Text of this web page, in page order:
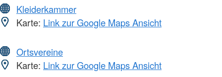
Kleiderkammer
Karte: Link zur Google Maps Ansicht
Ortsvereine
Karte: Link zur Google Maps Ansicht